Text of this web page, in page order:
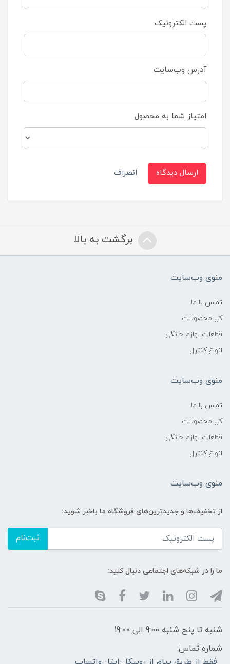
پست الکترونیک
آدرس وب‌سایت
امتیاز شما به محصول
ارسال دیدگاه انصراف
برگشت به بالا
منوی وب‌سایت
تماس با ما
کل محصولات
قطعات لوازم خانگی
انواع کنترل
منوی وب‌سایت
تماس با ما
کل محصولات
قطعات لوازم خانگی
انواع کنترل
منوی وب‌سایت
از تخفیف‌ها و جدیدترین‌های فروشگاه ما باخبر شوید:
ثبت‌نام
ما را در شبکه‌های اجتماعی دنبال کنید:
شنبه تا پنج شنبه 9:00 الی 19:00
شماره تماس: